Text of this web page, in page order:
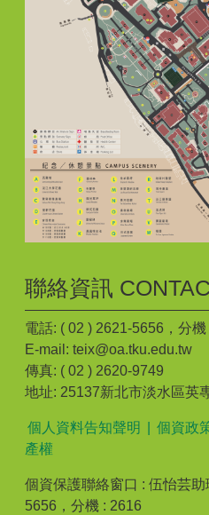
聯絡資訊
電話: ( 02 ) 2621-5656，分
E-mail: teix@oa.tku.edu.tw
傳真: ( 02 ) 2620-9749
地址: 25137新北市淡水區英
個人資料告知聲明 個資政
產權
個資保護聯絡窗口 : 伍怡芸
5656，分機 : 2616